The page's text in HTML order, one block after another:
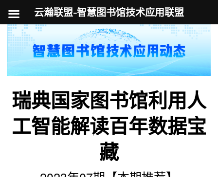
容
瑞典国家图书馆利用人
工智能解读百年数据宝
藏
云瀚联盟-智慧图书馆技术应用联盟